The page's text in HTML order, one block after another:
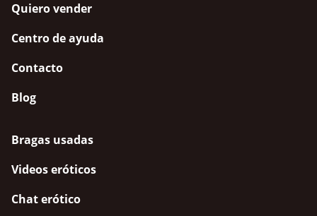
Quiero vender
Centro de ayuda
Contacto
Blog
Bragas usadas
Videos eróticos
Chat erótico